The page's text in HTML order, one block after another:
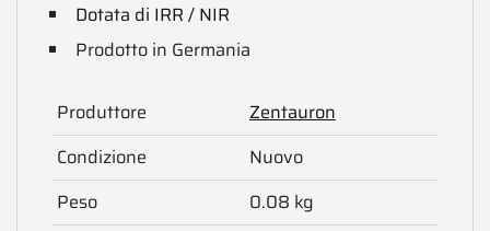
Dotata di IRR / NIR
Prodotto in Germania
Produttore
Zentauron
Condizione
Nuovo
Peso
0.08 kg